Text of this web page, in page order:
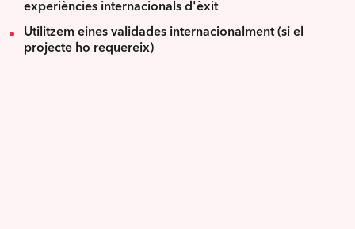
experiències internacionals d'èxit
Utilitzem eines validades internacionalment (si el
projecte ho requereix)